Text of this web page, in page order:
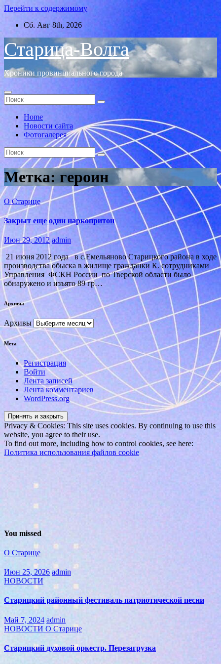
Перейти к содержимому
Сб. Авг 8th, 2026
Старица-Волга
Хроники провинциального города
Home
Новости сайта
Фотогалерея
Метка:героин
О Старице
Закрыт еще один наркопритон
Июн 29, 2012 admin
21 июня 2012 года в с.Емельяново Старицкого района в ходе
производства обыска в жилище гражданки К. сотрудниками
Управления ФСКН России по Тверской области было
обнаружено и изъято 89 гр…
Архивы
Архивы
Мета
Регистрация
Войти
Лента записей
Лента комментариев
WordPress.org
Privacy & Cookies: This site uses cookies. By continuing to use this
website, you agree to their use.
To find out more, including how to control cookies, see here:
Политика использования файлов cookie
You missed
О Старице
Июн 25, 2026 admin
НОВОСТИ
Старицкий районный фестиваль патриотической песни
Май 7, 2024 admin
НОВОСТИ О Старице
Старицкий духовой оркестр. Перезагрузка